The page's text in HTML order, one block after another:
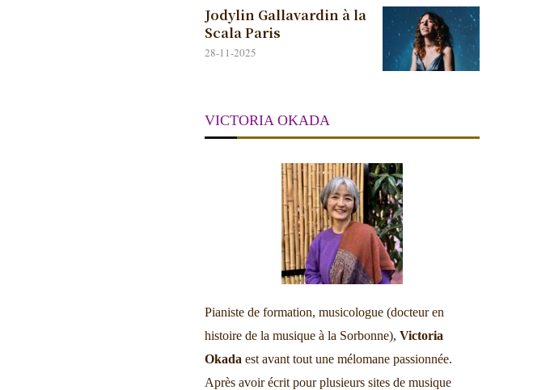
Jodylin Gallavardin à la
Scala Paris
28-11-2025
VICTORIA OKADA
Pianiste de formation, musicologue (docteur en
histoire de la musique à la Sorbonne), Victoria
Okada est avant tout une mélomane passionnée.
Après avoir écrit pour plusieurs sites de musique